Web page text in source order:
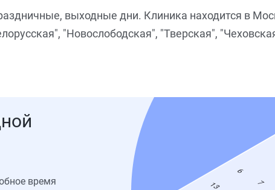
выходные дни. Клиника находится в
"Новослободская", "Тверская",
время